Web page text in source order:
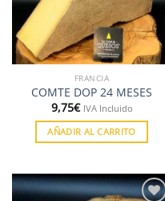
FRANCIA
COMTE DOP 24 MESES
9,75€ IVA Incluido
AÑADIR AL CARRITO